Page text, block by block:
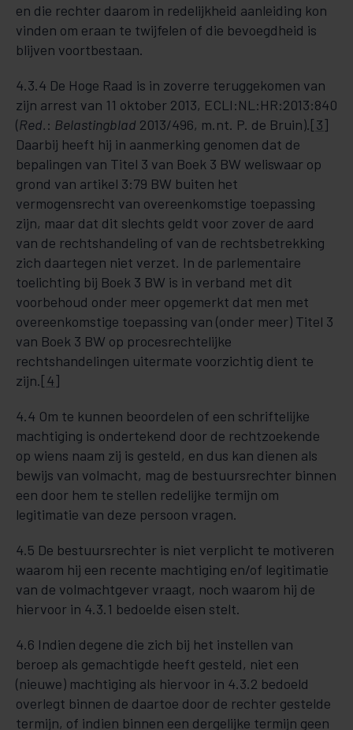
en die rechter daarom in redelijkheid aanleiding kon
vinden om eraan te twijfelen of die bevoegdheid is
blijven voortbestaan.
4.3.4 De Hoge Raad is in zoverre teruggekomen van
zijn arrest van 11 oktober 2013, ECLI:NL:HR:2013:840
(Red.: Belastingblad 2013/496, m.nt. P. de Bruin).[3]
Daarbij heeft hij in aanmerking genomen dat de
bepalingen van Titel 3 van Boek 3 BW weliswaar op
grond van artikel 3:79 BW buiten het
vermogensrecht van overeenkomstige toepassing
zijn, maar dat dit slechts geldt voor zover de aard
van de rechtshandeling of van de rechtsbetrekking
zich daartegen niet verzet. In de parlementaire
toelichting bij Boek 3 BW is in verband met dit
voorbehoud onder meer opgemerkt dat men met
overeenkomstige toepassing van (onder meer) Titel 3
van Boek 3 BW op procesrechtelijke
rechtshandelingen uitermate voorzichtig dient te
zijn.[4]
4.4 Om te kunnen beoordelen of een schriftelijke
machtiging is ondertekend door de rechtzoekende
op wiens naam zij is gesteld, en dus kan dienen als
bewijs van volmacht, mag de bestuursrechter binnen
een door hem te stellen redelijke termijn om
legitimatie van deze persoon vragen.
4.5 De bestuursrechter is niet verplicht te motiveren
waarom hij een recente machtiging en/of legitimatie
van de volmachtgever vraagt, noch waarom hij de
hiervoor in 4.3.1 bedoelde eisen stelt.
4.6 Indien degene die zich bij het instellen van
beroep als gemachtigde heeft gesteld, niet een
(nieuwe) machtiging als hiervoor in 4.3.2 bedoeld
overlegt binnen de daartoe door de rechter gestelde
termijn, of indien binnen een dergelijke termijn geen